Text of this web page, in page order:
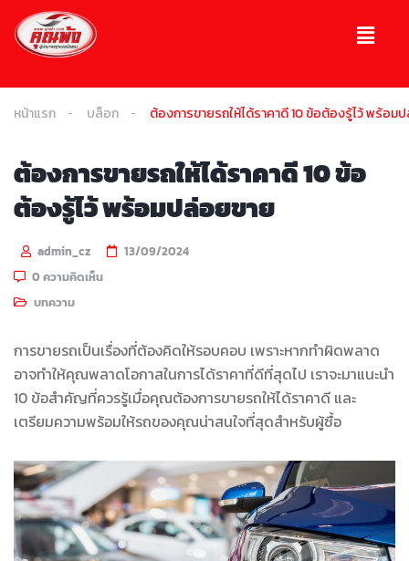
หน้าแรก บล็อก ต้องการขายรถให้ได้ราคาดี 10 ข้อต้องรู้ไว้ พร้อม
ต้องการขายรถให้ได้ราคาดี 10 ข้อ
ต้องรู้ไว้ พร้อมปล่อยขาย
admin_cz
13/09/2024
0 ความคิดเห็น
บทความ
การขายรถเป็นเรื่องที่ต้องคิดให้รอบคอบ เพราะหากทำผิดพลาด
อาจทำให้คุณพลาดโอกาสในการได้ราคาที่ดีที่สุดไป เราจะมาแนะนำ
10 ข้อสำคัญที่ควรรู้เมื่อคุณต้องการขายรถให้ได้ราคาดี และ
เตรียมความพร้อมให้รถของคุณน่าสนใจที่สุดสำหรับผู้ซื้อ